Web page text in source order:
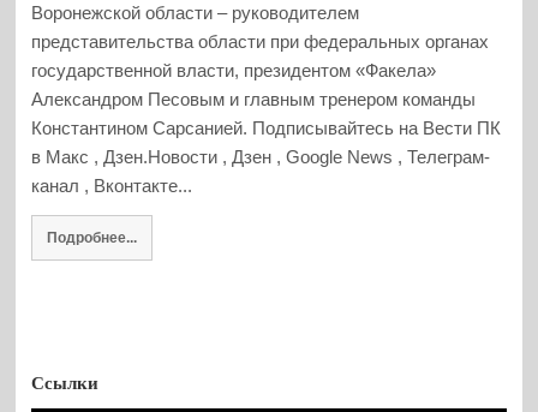
Воронежской области – руководителем
представительства области при федеральных органах
государственной власти, президентом «Факела»
Александром Песовым и главным тренером команды
Константином Сарсанией. Подписывайтесь на Вести ПК
в Макс , Дзен.Новости , Дзен , Google News , Телеграм-
канал , Вконтакте...
Подробнее...
Ссылки